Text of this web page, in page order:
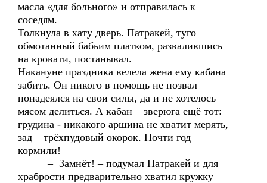
масла «для больного» и отправилась к
соседям.
Толкнула в хату дверь. Патракей, туго
обмотанный бабьим платком, развалившись
на кровати, постанывал.
Накануне праздника велела жена ему кабана
забить. Он никого в помощь не позвал –
понадеялся на свои силы, да и не хотелось
мясом делиться. А кабан – зверюга ещё тот:
грудина - никакого аршина не хватит мерять,
зад – трёхпудовый окорок. Почти год
кормили!
– Замнёт! – подумал Патракей и для
храбрости предварительно хватил кружку